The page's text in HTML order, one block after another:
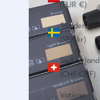
(EUR €)
Sweden
(SEK kr)
Switzerland
(CHF CHF)
Vatican